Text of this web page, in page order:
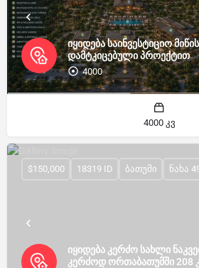
იყიდება საინვესტიციო
დამტკიცებული პროექტით
4000
4000 კვ
იყიდება კერძო სახლი
კერძოდ ორთაბათუმში 208
$150,000 18319 ID ბათუმი ნახა